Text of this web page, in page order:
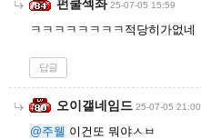
펀쿨섹좌 25-07-05 15:59
ㅋㅋㅋㅋㅋㅋㅋㅋ적당히가없네
답글
오이갤네임드 25-07-05 21:00
@주웰 이건또 뭐야ㅅㅂ